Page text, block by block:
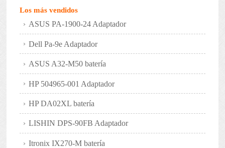
Los más vendidos
ASUS PA-1900-24 Adaptador
Dell Pa-9e Adaptador
ASUS A32-M50 batería
HP 504965-001 Adaptador
HP DA02XL batería
LISHIN DPS-90FB Adaptador
Itronix IX270-M batería